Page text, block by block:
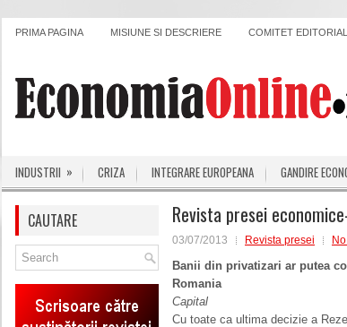
PRIMA PAGINA MISIUNE SI DESCRIERE COMITET EDITORIAL
INDUSTRII » CRIZA INTEGRARE EUROPEANA GANDIRE
Revista presei
03/07/2013 Revista presei
Banii din privatizari ar putea
Romania
Capital
Cu toate ca ultima decizie a
CAUTARE